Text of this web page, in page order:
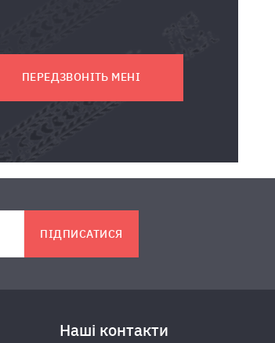
ПЕРЕДЗВОНІТЬ МЕНІ
ПІДПИСАТИСЯ
Наші контакти